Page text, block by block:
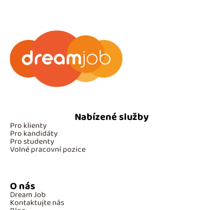
Nabízené služby
Pro klienty
Pro kandidáty
Pro studenty
Volné pracovní pozice
O nás
Dream Job
Kontaktujte nás